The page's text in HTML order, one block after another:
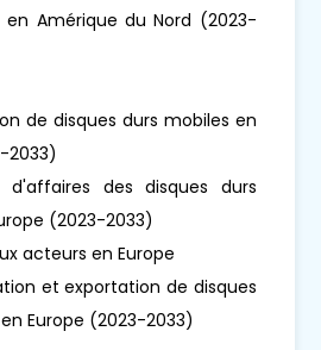
en Amérique du Nord (2023-
de disques durs mobiles en
2033)
d'affaires des disques durs
(2023-2033)
acteurs en Europe
et exportation de disques
Europe (2023-2033)